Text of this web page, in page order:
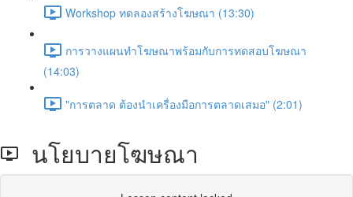
Workshop ทดลองสร้างโฆษณา (13:30)
การวางแผนทำโฆษณาพร้อมกับการทดสอบโฆษณา
(14:03)
"การตลาด ต้องนำเครื่องมือการตลาดเสมอ" (2:01)
นโยบายโฆษณา